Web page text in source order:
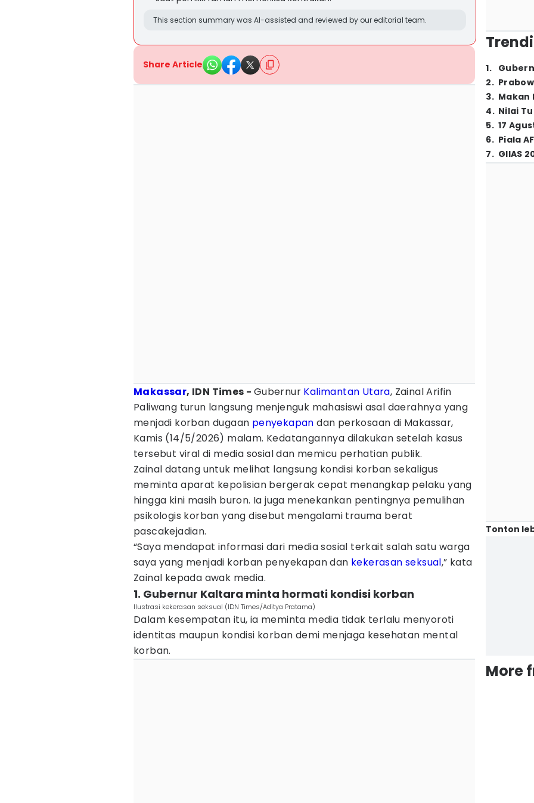
This section summary was AI-assisted and reviewed by our editorial team.
Share Article
Makassar, IDN Times - Gubernur Kalimantan Utara, Zainal Arifin
Paliwang turun langsung menjenguk mahasiswi asal daerahnya yang
menjadi korban dugaan penyekapan dan perkosaan di Makassar,
Kamis (14/5/2026) malam. Kedatangannya dilakukan setelah kasus
tersebut viral di media sosial dan memicu perhatian publik.
Zainal datang untuk melihat langsung kondisi korban sekaligus
meminta aparat kepolisian bergerak cepat menangkap pelaku yang
hingga kini masih buron. Ia juga menekankan pentingnya pemulihan
psikologis korban yang disebut mengalami trauma berat
pascakejadian.
“Saya mendapat informasi dari media sosial terkait salah satu warga
saya yang menjadi korban penyekapan dan kekerasan seksual,” kata
Zainal kepada awak media.
1. Gubernur Kaltara minta hormati kondisi korban
Ilustrasi kekerasan seksual (IDN Times/Aditya Pratama)
Dalam kesempatan itu, ia meminta media tidak terlalu menyoroti
identitas maupun kondisi korban demi menjaga kesehatan mental
korban.
1.
2.
3. Makan
4. Nilai
5. 17
6. Piala
7. GIIAS
Tonton
More